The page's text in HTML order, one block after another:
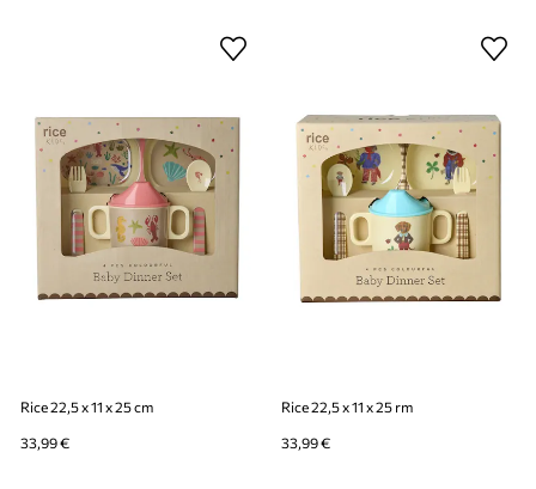
Rice 22,5 x 11 x 25 cm
33,99 €
Rice 22,5 x 11 x 25 rm
33,99 €